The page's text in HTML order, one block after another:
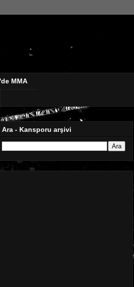
MMA
Ara - Kansporu arşivi